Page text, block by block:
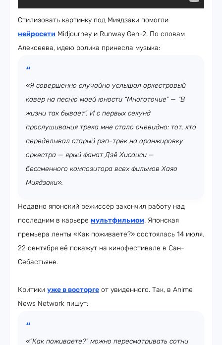
Стилизовать картинку под Миядзаки помогли
нейросети Midjourney и Runway Gen-2. По словам
Алексеева, идею ролика принесла музыка:
«Я совершенно случайно услышал оркестровый
кавер на песню моей юности “Многоточие” — “В
жизни так бывает”. И с первых секунд
прослушивания трека мне стало очевидно: тот, кто
переделывал старый рэп-трек на аранжировку
оркестра — ярый фанат Дзё Хисаиси —
бессменного композитора всех фильмов Хаяо
Миядзаки».
Недавно японский режиссёр закончил работу над
последним в карьере мультфильмом. Японская
премьера ленты «Как поживаете?» состоялась 14 июля.
22 сентября её покажут на кинофестивале в Сан-
Себастьяне.
Критики уже в восторге от увиденного. Так, в Anime
News Network пишут:
«“Как поживаете?” можно пересматривать сотни